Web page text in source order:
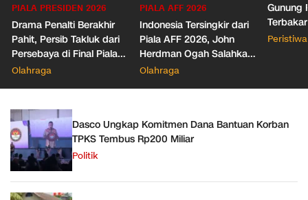
PIALA PRESIDEN 2026
Drama Penalti Berakhir
Pahit, Persib Takluk dari
Persebaya di Final Piala
Presiden 2026
Olahraga
PIALA AFF 2026
Indonesia Tersingkir dari
Piala AFF 2026, John
Herdman Ogah Salahkan
Wasit
Olahraga
Gunung
Terbakar
Peristiwa
Dasco Ungkap Komitmen Dana Bantuan Korban
TPKS Tembus Rp200 Miliar
Politik